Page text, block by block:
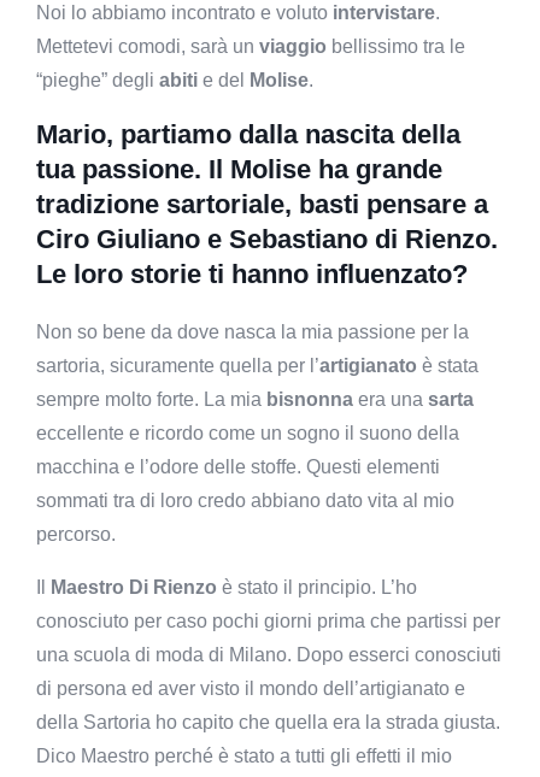
Noi lo abbiamo incontrato e voluto intervistare.
Mettetevi comodi, sarà un viaggio bellissimo tra le
“pieghe” degli abiti e del Molise.
Mario, partiamo dalla nascita della
tua passione. Il Molise ha grande
tradizione sartoriale, basti pensare a
Ciro Giuliano e Sebastiano di Rienzo.
Le loro storie ti hanno influenzato?
Non so bene da dove nasca la mia passione per la
sartoria, sicuramente quella per l’artigianato è stata
sempre molto forte. La mia bisnonna era una sarta
eccellente e ricordo come un sogno il suono della
macchina e l’odore delle stoffe. Questi elementi
sommati tra di loro credo abbiano dato vita al mio
percorso.
Maestro Di Rienzo è stato il principio. L’ho
conosciuto per caso pochi giorni prima che partissi per
una scuola di moda di Milano. Dopo esserci conosciuti
di persona ed aver visto il mondo dell’artigianato e
della Sartoria ho capito che quella era la strada giusta.
Dico Maestro perché è stato a tutti gli effetti il mio